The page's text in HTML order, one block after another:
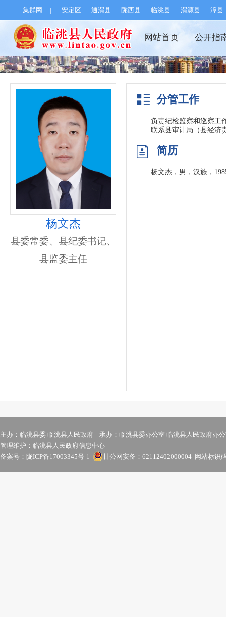
集群网 | 安定区 通渭县 陇西县 临洮县 渭源县 漳县
网站首页 公开指
杨文杰
县委常委、县纪委书记、
县监委主任
分管工作
负责纪检监察和巡察工
联系县审计局（县经济
简历
杨文杰，男，汉族，
主办：临洮县委 临洮县人民政府 承办：临洮县委办公室 临洮县人民政府办
管理维护：临洮县人民政府信息中心
备案号： 陇ICP备17003345号-1 甘公网安备：62112402000004 网站标识